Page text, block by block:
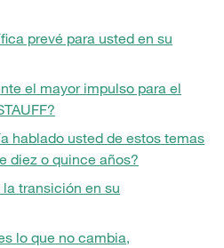
prevé para usted en su
el mayor impulso para el
hablado usted de estos temas
diez o quince años?
transición en su
lo que no cambia,